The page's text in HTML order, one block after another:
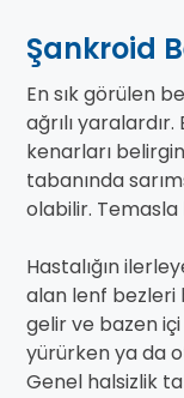
Şankroid
En sık görülen
ağrılı
kenarları
tabanında
olabilir.
Hastalığın
alan lenf bezleri
gelir ve bazen
yürürken ya da
Genel halsizlik